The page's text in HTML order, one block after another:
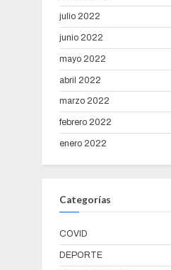
julio 2022
junio 2022
mayo 2022
abril 2022
marzo 2022
febrero 2022
enero 2022
Categorías
COVID
DEPORTE